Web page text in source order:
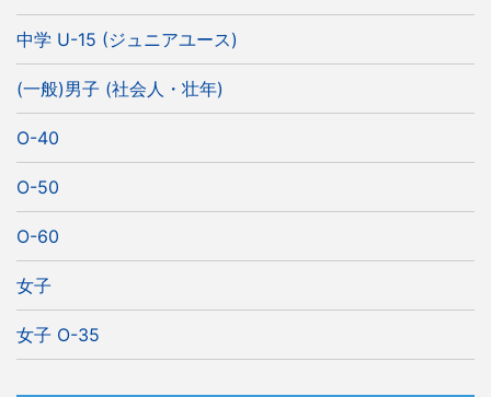
中学 U-15 (ジュニアユース)
(一般)男子 (社会人・壮年)
O-40
O-50
O-60
女子
女子 O-35